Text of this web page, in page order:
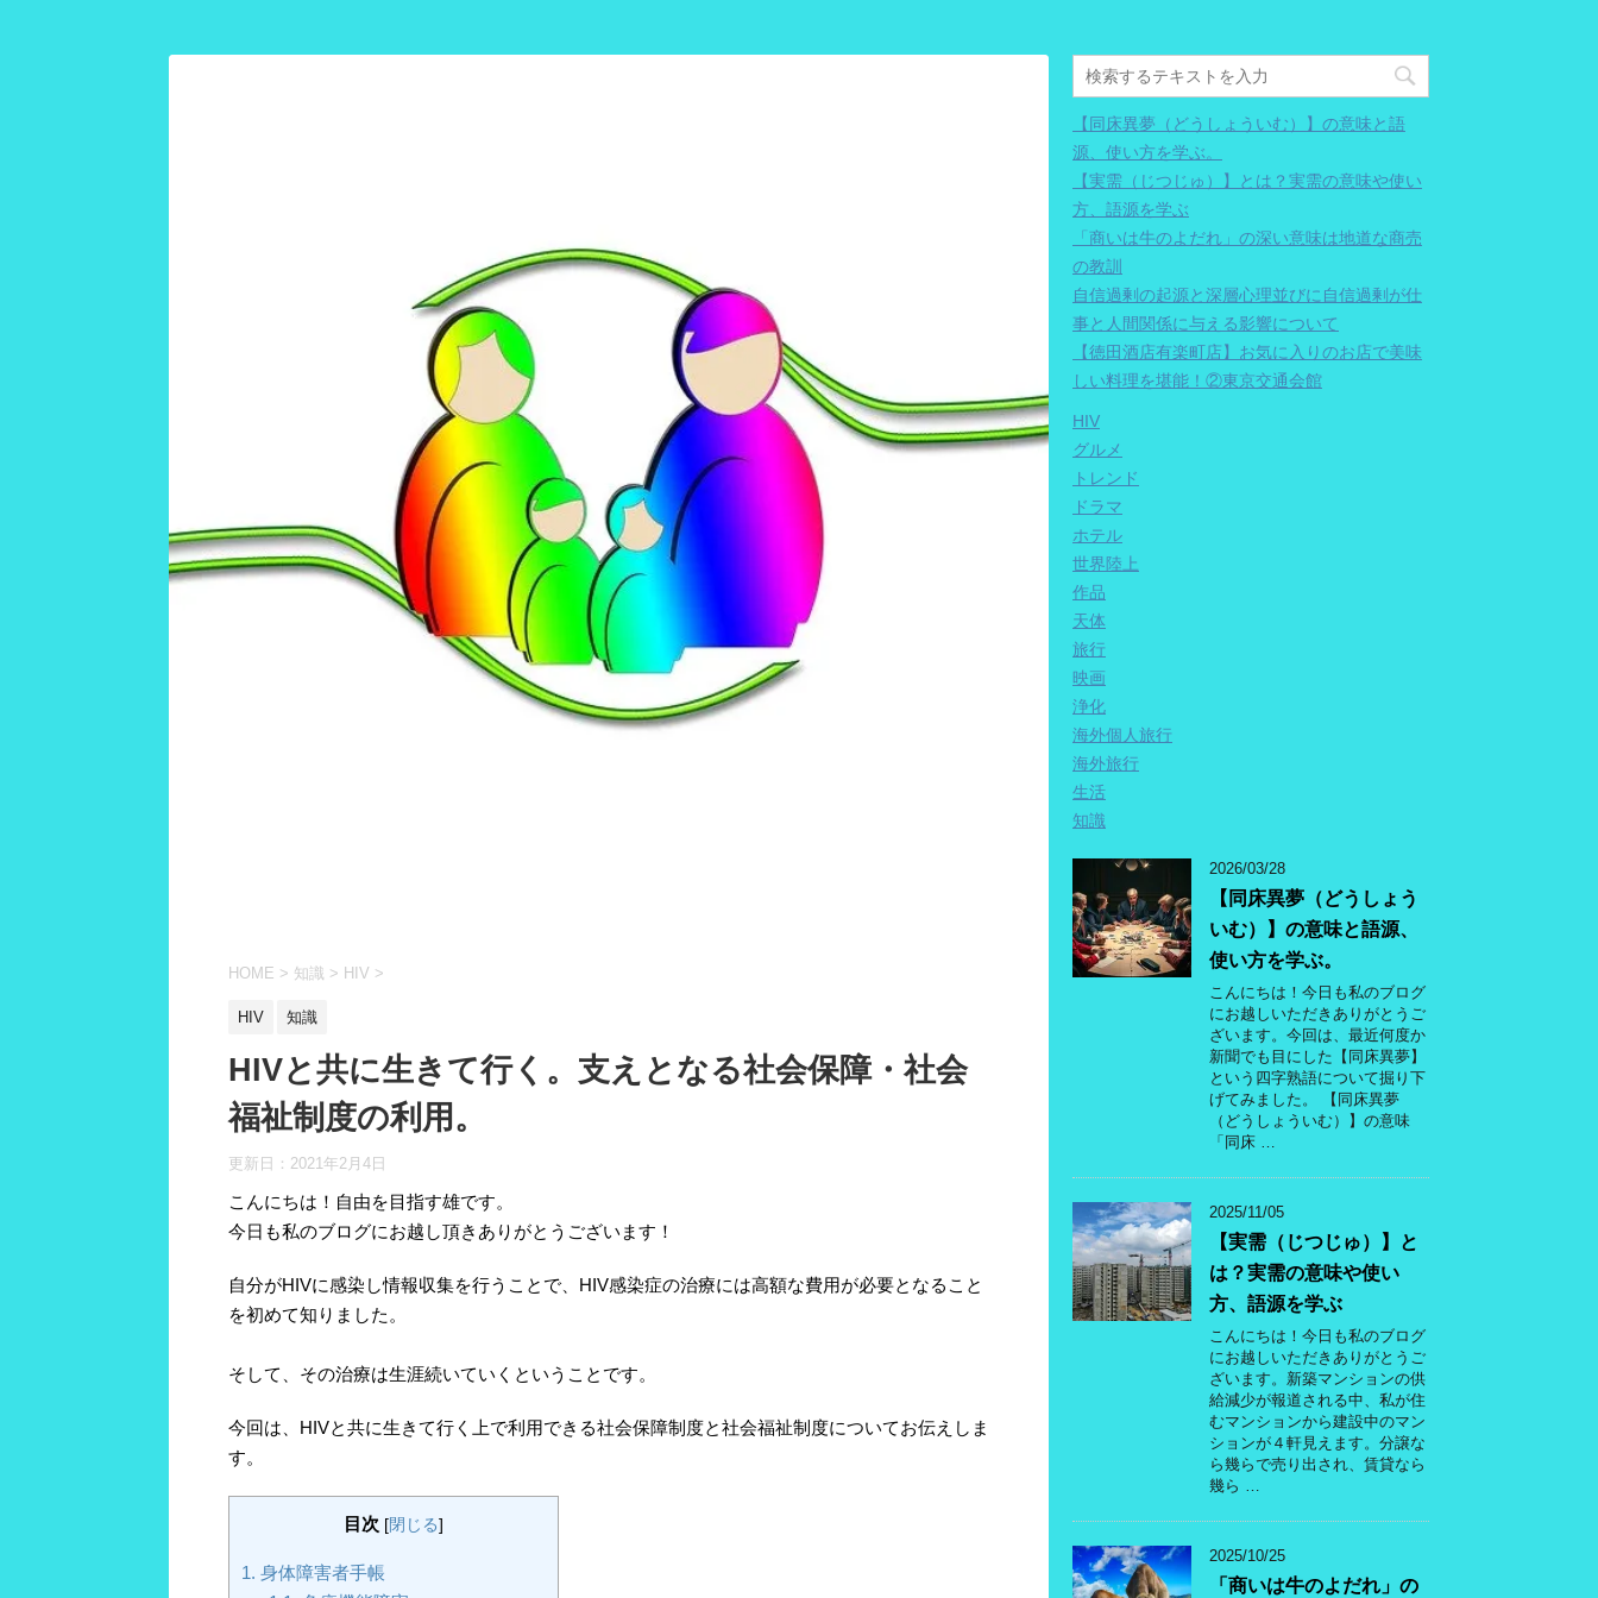
HOME > 知識 > HIV >
HIV 知識
HIVと共に生きて行く。支えとなる社会保障・社会
福祉制度の利用。
更新日： 2021年2月4日
こんにちは！自由を目指す雄です。
今日も私のブログにお越し頂きありがとうございます！
自分がHIVに感染し情報収集を行うことで、HIV感染症の治療には高額な費用が必要となること
を初めて知りました。
そして、その治療は生涯続いていくということです。
今回は、HIVと共に生きて行く上で利用できる社会保障制度と社会福祉制度についてお伝えしま
す。
目次 [閉じる]
1. 身体障害者手帳
【同床異夢（どうしょういむ）】の意味と語
源、使い方を学ぶ。
【実需（じつじゅ）】とは？実需の意味や使い
方、語源を学ぶ
「商いは牛のよだれ」の深い意味は地道な商売
の教訓
自信過剰の起源と深層心理並びに自信過剰が仕
事と人間関係に与える影響について
【徳田酒店有楽町店】お気に入りのお店で美味
しい料理を堪能！②東京交通会館
HIV
グルメ
トレンド
ドラマ
ホテル
世界陸上
作品
天体
旅行
映画
浄化
海外個人旅行
海外旅行
生活
知識
2026/03/28
【同床異夢（どうしょう
いむ）】の意味と語源、
使い方を学ぶ。
こんにちは！今日も私のブログ
にお越しいただきありがとうご
ざいます。今回は、最近何度か
新聞でも目にした【同床異夢】
という四字熟語について掘り下
げてみました。 【同床異夢
（どうしょういむ）】の意味
「同床 …
2025/11/05
【実需（じつじゅ）】と
は？実需の意味や使い
方、語源を学ぶ
こんにちは！今日も私のブログ
にお越しいただきありがとうご
ざいます。新築マンションの供
給減少が報道される中、私が住
むマンションから建設中のマン
ションが４軒見えます。分譲な
ら幾らで売り出され、賃貸なら
幾ら …
2025/10/25
「商いは牛のよだれ」の